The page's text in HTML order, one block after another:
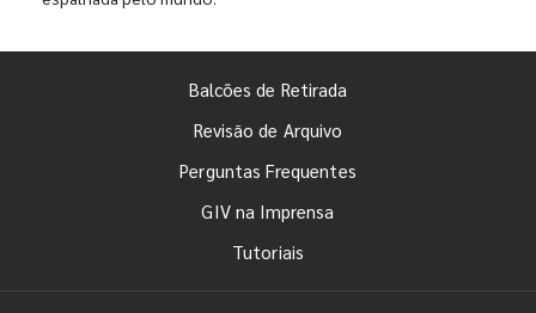
Balcões de Retirada
Revisão de Arquivo
Perguntas Frequentes
GIV na Imprensa
Tutoriais